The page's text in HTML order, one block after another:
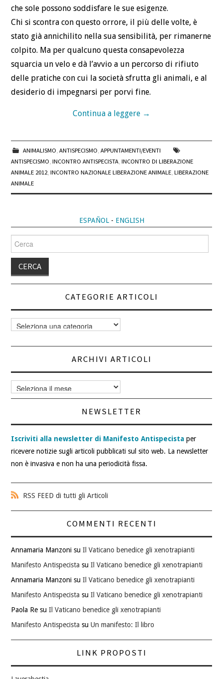
che sole possono soddisfare le sue esigenze.
Chi si scontra con questo orrore, il più delle volte, è
stato già annichilito nella sua sensibilità, per rimanerne
colpito. Ma per qualcuno questa consapevolezza
squarcia un velo e dà l’avvio a un percorso di rifiuto
delle pratiche con cui la società sfrutta gli animali, e al
desiderio di impegnarsi per porvi fine.
Continua a leggere →
ANIMALISMO, ANTISPECISMO, APPUNTAMENTI/EVENTI
ANTISPECISMO,INCONTRO ANTISPECISTA,INCONTRO DI LIBERAZIONE
ANIMALE 2012,INCONTRO NAZIONALE LIBERAZIONE ANIMALE,LIBERAZIONE
ANIMALE
ESPAÑOL- ENGLISH
Cerca
per:
CATEGORIE ARTICOLI
Categorie
articoli
ARCHIVI ARTICOLI
Archivi
articoli
NEWSLETTER
Iscriviti alla newsletter di Manifesto Antispecista per
ricevere notizie sugli articoli pubblicati sul sito web. La newsletter
non è invasiva e non ha una periodicità fissa.
RSS FEED di tutti gli Articoli
COMMENTI RECENTI
Annamaria Manzoni suIl Vaticano benedice gli xenotrapianti
Manifesto Antispecista suIl Vaticano benedice gli xenotrapianti
Annamaria Manzoni suIl Vaticano benedice gli xenotrapianti
Manifesto Antispecista suIl Vaticano benedice gli xenotrapianti
Paola Re suIl Vaticano benedice gli xenotrapianti
Manifesto Antispecista suUn manifesto: Il libro
LINK PROPOSTI